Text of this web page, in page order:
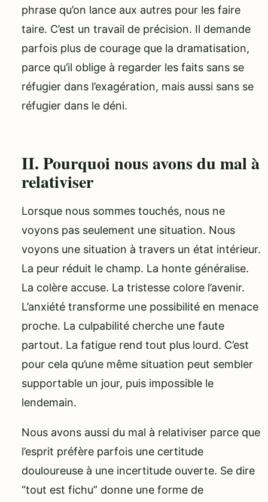
phrase qu’on lance aux autres pour les faire
taire. C’est un travail de précision. Il demande
parfois plus de courage que la dramatisation,
parce qu’il oblige à regarder les faits sans se
réfugier dans l’exagération, mais aussi sans se
réfugier dans le déni.
II. Pourquoi nous avons du mal à
relativiser
Lorsque nous sommes touchés, nous ne
voyons pas seulement une situation. Nous
voyons une situation à travers un état intérieur.
La peur réduit le champ. La honte généralise.
La colère accuse. La tristesse colore l’avenir.
L’anxiété transforme une possibilité en menace
proche. La culpabilité cherche une faute
partout. La fatigue rend tout plus lourd. C’est
pour cela qu’une même situation peut sembler
supportable un jour, puis impossible le
lendemain.
Nous avons aussi du mal à relativiser parce que
l’esprit préfère parfois une certitude
douloureuse à une incertitude ouverte. Se dire
“tout est fichu” donne une forme de